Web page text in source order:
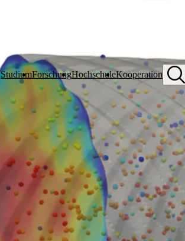
StudiumForschungHochschuleKooperation